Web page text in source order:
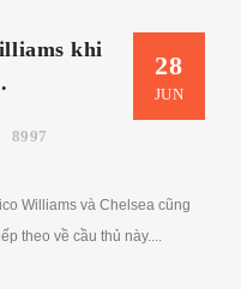
28
JUN
khi
8997
Williams và Chelsea cũng
theo về cầu thủ này....